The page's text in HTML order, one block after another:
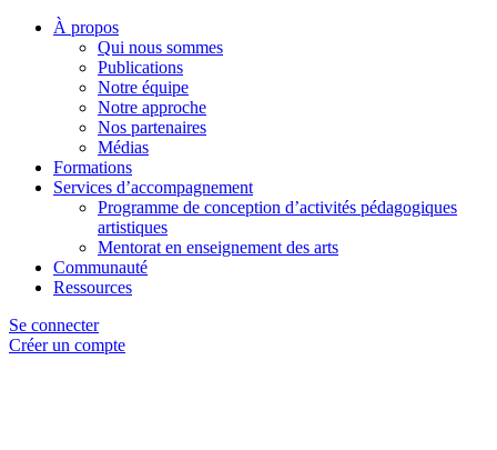
À propos
Qui nous sommes
Publications
Notre équipe
Notre approche
Nos partenaires
Médias
Formations
Services d’accompagnement
Programme de conception d’activités pédagogiques
artistiques
Mentorat en enseignement des arts
Communauté
Ressources
Se connecter
Créer un compte